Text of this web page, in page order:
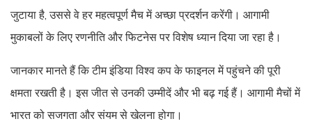
जुटाया है, उससे वे हर महत्वपूर्ण मैच में अच्छा प्रदर्शन करेंगी। आगामी
मुकाबलों के लिए रणनीति और फिटनेस पर विशेष ध्यान दिया जा रहा है।
जानकार मानते हैं कि टीम इंडिया विश्व कप के फाइनल में पहुंचने की पूरी
क्षमता रखती है। इस जीत से उनकी उम्मीदें और भी बढ़ गई हैं। आगामी मैचों में
भारत को सजगता और संयम से खेलना होगा।